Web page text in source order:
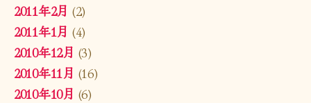
2011年2月 (2)
2011年1月 (4)
2010年12月 (3)
2010年11月 (16)
2010年10月 (6)